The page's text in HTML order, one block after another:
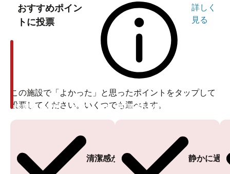
北海道はこのころは秋でした♪<br><br>と思いきや…<br>
<br><br><br><br><br>
おすすめポイン
トに投票
詳しく
見る
この施設で「よかった」と思ったポイントをタップして
投票してください。いくつでも選べます。
清潔感がある
投票ありがとうございます
静かに過
投票ありがとうございます